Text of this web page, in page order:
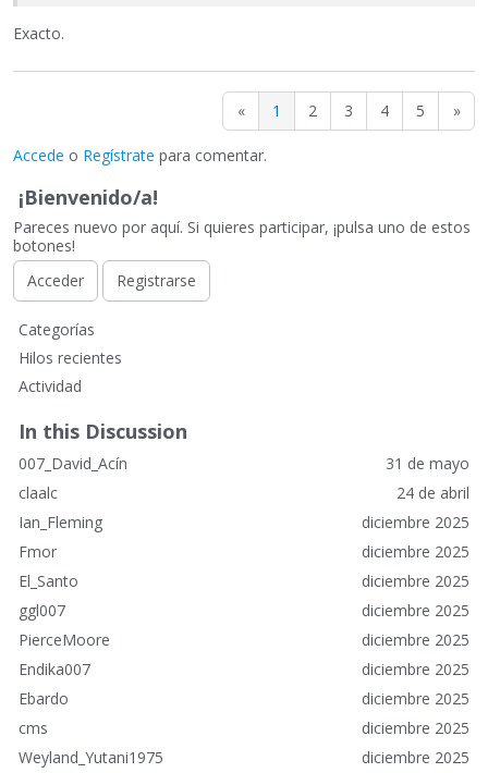
Exacto.
« 1 2 3 4 5 »
Accede o Regístrate para comentar.
¡Bienvenido/a!
Pareces nuevo por aquí. Si quieres participar, ¡pulsa uno de estos
botones!
Acceder
Registrarse
E
n
a
c
e
s
r
á
p
d
o
s
Categorías
Hilos recientes
Actividad
In this Discussion
31 de mayo
007_David_Acín
24 de abril
claalc
diciembre 2025
Ian_Fleming
diciembre 2025
Fmor
diciembre 2025
El_Santo
diciembre 2025
ggl007
diciembre 2025
PierceMoore
diciembre 2025
Endika007
diciembre 2025
Ebardo
diciembre 2025
cms
diciembre 2025
Weyland_Yutani1975